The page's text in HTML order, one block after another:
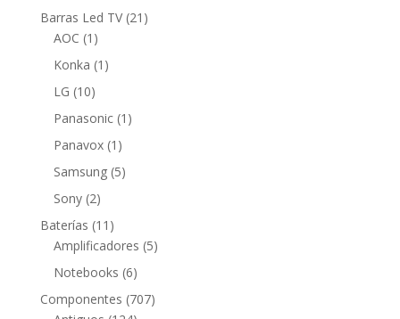
productos
Barras Led TV 21 21
AOC 1 1
producto
Konka 1 1
LG 1010
productos
Panasonic 1 1
Panavox 1 1
producto
Samsung 55
Sony 22
productos
Baterías 11 11
productos
Amplificadores 55
Notebooks 66
productos
Componentes 707707